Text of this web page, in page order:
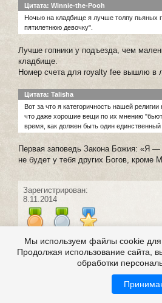
Цитата: Winnie-the-Pooh
Ночью на кладбище я лучше толпу пьяных
пятилетнюю девочку".
Лучше гопники у подъезда, чем
кладбище.
Номер счета для royalty fee вышлю в
Цитата: Talisha
Вот за что я категоричность нашей
что даже хорошие вещи по их мнению
время, как должен быть один
Первая заповедь Закона Божия: «Я —
не будет у тебя других Богов, кроме
Зарегистрирован:
8.11.2014
Эвиллс
Мы используем файлы cookie для
Продолжая использование сайта,
обработки